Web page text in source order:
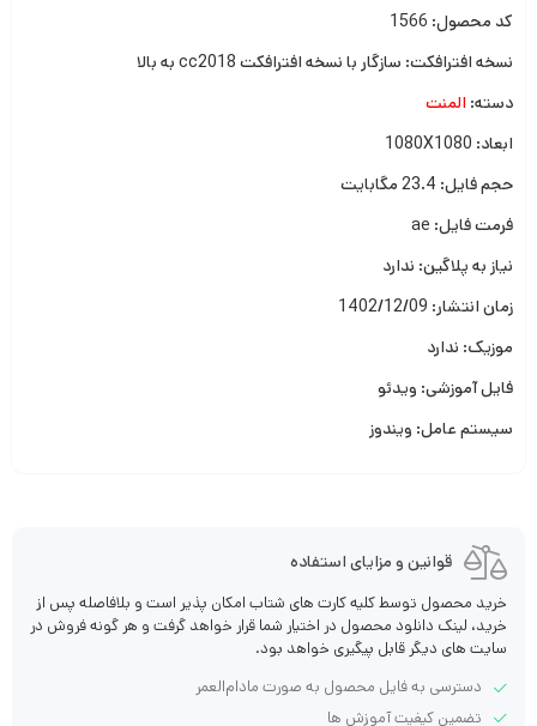
کد محصول: 1566
نسخه افترافکت: سازگار با نسخه افترافکت cc2018 به بالا
دسته: المنت
ابعاد: 1080X1080
حجم فایل: 23.4 مگابایت
فرمت فایل: ae
نیاز به پلاگین: ندارد
زمان انتشار: 1402/12/09
موزیک: ندارد
فایل آموزشی: ویدئو
سیستم عامل: ویندوز
قوانین و مزایای استفاده
خرید محصول توسط کلیه کارت های شتاب امکان پذیر است و بلافاصله پس از
خرید، لینک دانلود محصول در اختیار شما قرار خواهد گرفت و هر گونه فروش در
سایت های دیگر قابل پیگیری خواهد بود.
دسترسی به فایل محصول به صورت مادام‌العمر
تضمین کیفیت آموزش ها